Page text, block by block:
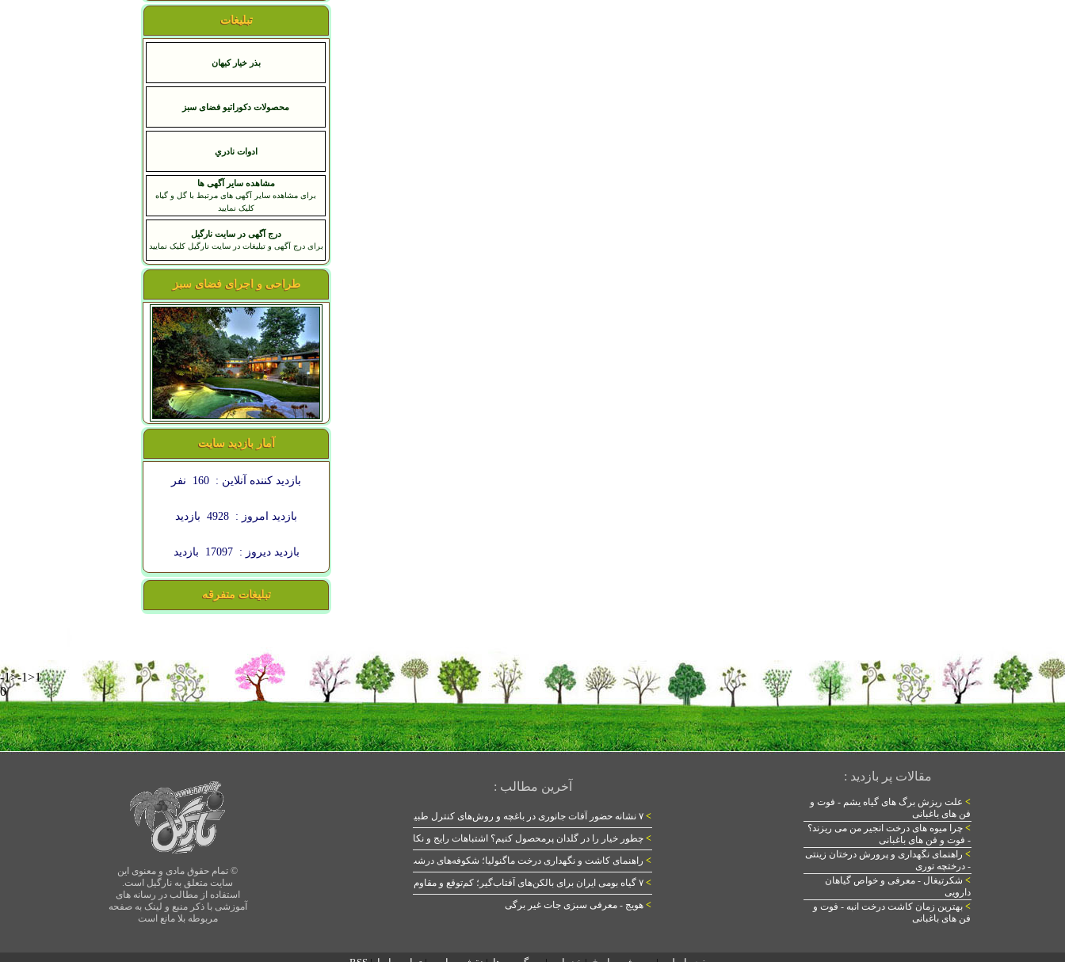
تبلیغات
بذر خیار کیهان
محصولات دکوراتیو فضای سبز
ادوات نادري
مشاهده سایر آگهی ها
برای مشاهده سایر آگهی های مرتبط با گل و گیاه
کلیک نمایید
درج آگهی در سایت نارگیل
برای درج آگهی و تبلیغات در سایت نارگیل کلیک نمایید
طراحی و اجرای فضای سبز
آمار بازدید سایت
بازدید کننده آنلاین : 160 نفر
بازدید امروز : 4928 بازدید
بازدید دیروز : 17097 بازدید
تبلیغات متفرقه
-1>-1>1
0
© تمام حقوق مادی و معنوی این
سایت متعلق به نارگیل است.
استفاده از مطالب در رسانه های
آموزشی با ذکر منبع و لینک به صفحه
مربوطه بلا مانع است
آخرین مطالب :
> ۷ نشانه حضور آفات جانوری در باغچه و روش‌های کنترل طبیعی
> چطور خیار را در گلدان پرمحصول کنیم؟ اشتباهات رایج و نکات طلایی
> راهنمای کاشت و نگهداری درخت ماگنولیا؛ شکوفه‌های درشت در بهار
> ۷ گیاه بومی ایران برای بالکن‌های آفتاب‌گیر؛ کم‌توقع و مقاوم
> هویج - معرفی سبزی جات غیر برگی
مقالات پر بازدید :
> علت ریزش برگ های گیاه یشم - فوت و
فن های باغبانی
> چرا میوه های درخت انجیر من می ریزند؟
- فوت و فن های باغبانی
> راهنمای نگهداری و پرورش درختان زینتی
- درختچه توری
> شکرتیغال - معرفی و خواص گیاهان
دارویی
> بهترین زمان کاشت درخت انبه - فوت و
فن های باغبانی